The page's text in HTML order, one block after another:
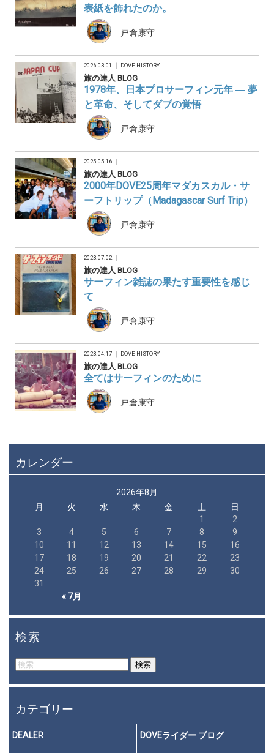
表紙を飾れたのか。
戸倉康守
2026.03.01 ｜ DOVE HISTORY
旅の達人 BLOG
1978年、日本プロサーフィン元年 ― 夢
と革命、そしてダブの覚悟
戸倉康守
2025.05.16 ｜
旅の達人 BLOG
2000年DOVE25周年マダカスカル・サ
ーフトリップ（Madagascar Surf Trip）
戸倉康守
2023.07.02 ｜
旅の達人 BLOG
サーフィン雑誌の果たす重要性を感じ
て
戸倉康守
2023.04.17 ｜ DOVE HISTORY
旅の達人 BLOG
全てはサーフィンのために
戸倉康守
カレンダー
2026年8月
月
火 水 木 金 土 日
« 7月
1
2
3
4 5 6 7 8
9
10
11 12 13 14 15
16
17
18 19 20 21 22
23
24
25 26 27 28 29
30
31
検索
検
索:
カテゴリー
DEALER DOVEライダー ブログ